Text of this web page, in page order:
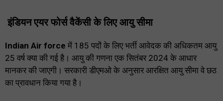
इंडियन एयर फोर्स वैकेंसी के लिए आयु सीमा
Indian Air force में 185 पदों के लिए भर्ती आवेदक की अधिकतम आयु
25 वर्ष क्या की गई है। आयु की गणना एक सितंबर 2024 के आधार
मानकर की जाएगी। सरकारी डीएमओ के अनुसार आरक्षित आयु सीमा वे छठ
का प्रावधान किया गया है।